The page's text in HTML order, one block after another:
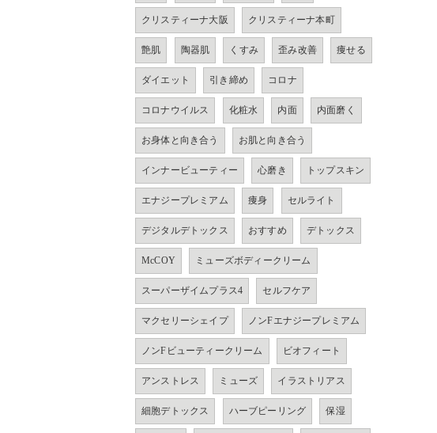
クリスティーナ大阪 クリスティーナ本町
艶肌 陶器肌 くすみ 歪み改善 痩せる
ダイエット 引き締め コロナ
コロナウイルス 化粧水 内面 内面磨く
お身体と向き合う お肌と向き合う
インナービューティー 心磨き トップスキン
エナジープレミアム 痩身 セルライト
デジタルデトックス おすすめ デトックス
McCOY ミューズボディークリーム
スーパーザイムプラス4 セルフケア
マクセリーシェイプ ノンFエナジープレミアム
ノンFビューティークリーム ビオフィート
アンストレス ミューズ イラストリアス
細胞デトックス ハーブピーリング 保湿